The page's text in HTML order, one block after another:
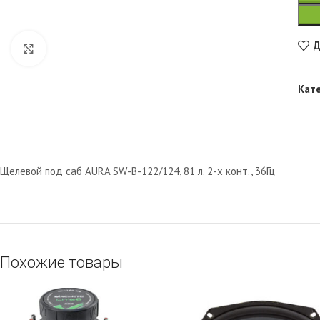
Щелевой под саб AURA SW-B-122/124, 81 л. 2-х конт., 36Гц
Похожие товары